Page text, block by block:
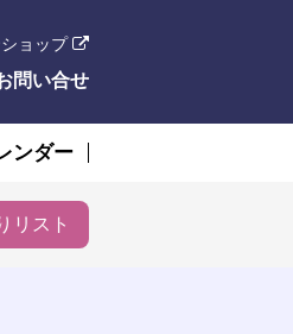
ョップ
問い合せ
ンダー
リスト